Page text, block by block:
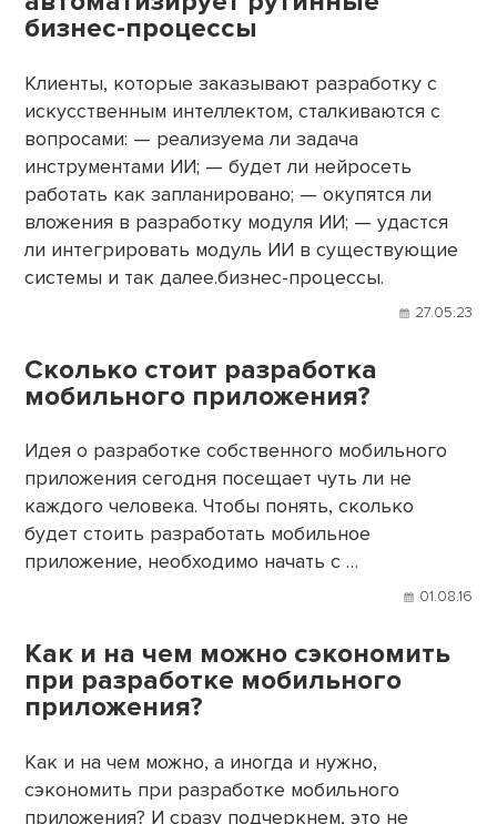
бизнес-процессы
Клиенты, которые заказывают разработку с
искусственным интеллектом, сталкиваются с
вопросами: — реализуема ли задача
инструментами ИИ; — будет ли нейросеть
работать как запланировано; — окупятся ли
вложения в разработку модуля ИИ; — удастся
ли интегрировать модуль ИИ в существующие
системы и так далее.бизнес-процессы.
27.05.23
Сколько стоит разработка
мобильного приложения?
Идея о разработке собственного мобильного
приложения сегодня посещает чуть ли не
каждого человека. Чтобы понять, сколько
будет стоить разработать мобильное
приложение, необходимо начать с …
01.08.16
Как и на чем можно сэкономить
при разработке мобильного
приложения?
Как и на чем можно, а иногда и нужно,
сэкономить при разработке мобильного
приложения? И сразу подчеркнем, это не